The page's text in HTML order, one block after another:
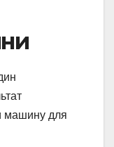
машину для